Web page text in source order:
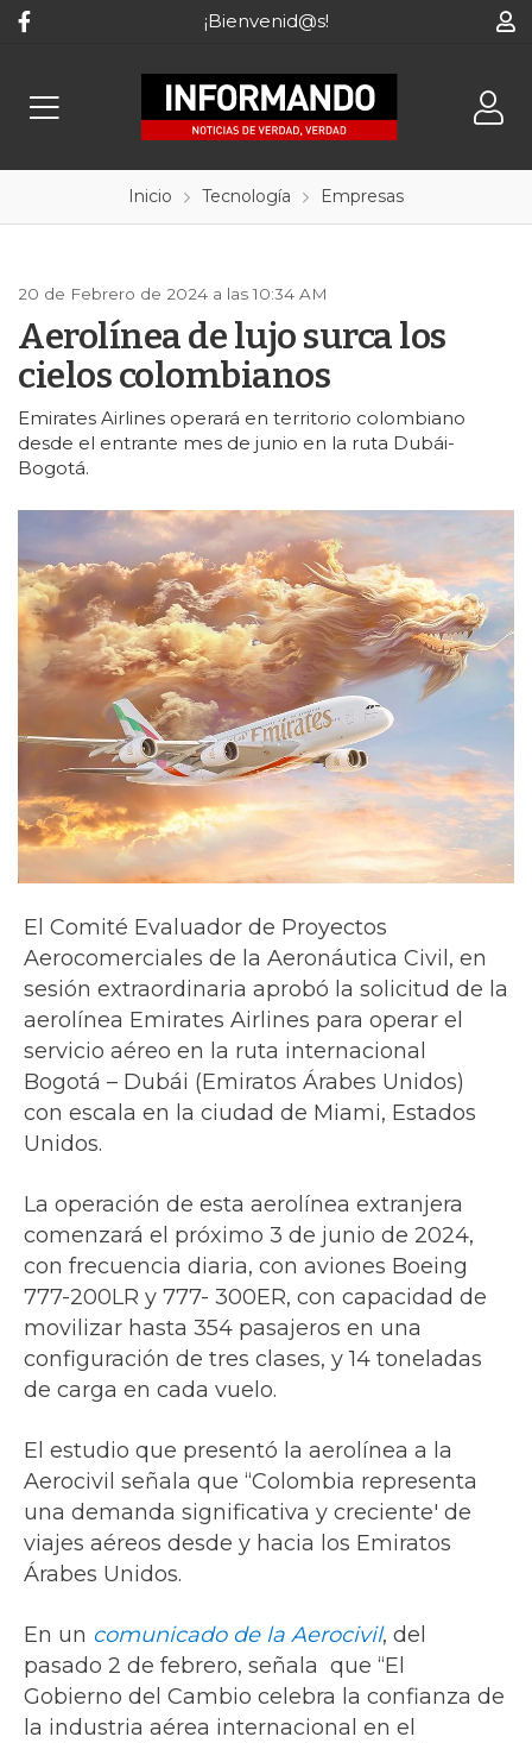
¡Bienvenid@s!
Inicio Tecnología Empresas
20 de Febrero de 2024 a las 10:34 AM
Aerolínea de lujo surca los
cielos colombianos
Emirates Airlines operará en territorio colombiano
desde el entrante mes de junio en la ruta Dubái-
Bogotá.
El Comité Evaluador de Proyectos
Aerocomerciales de la Aeronáutica Civil, en
sesión extraordinaria aprobó la solicitud de la
aerolínea Emirates Airlines para operar el
servicio aéreo en la ruta internacional
Bogotá – Dubái (Emiratos Árabes Unidos)
con escala en la ciudad de Miami, Estados
Unidos.
La operación de esta aerolínea extranjera
comenzará el próximo 3 de junio de 2024,
con frecuencia diaria, con aviones Boeing
777-200LR y 777- 300ER, con capacidad de
movilizar hasta 354 pasajeros en una
configuración de tres clases, y 14 toneladas
de carga en cada vuelo.
El estudio que presentó la aerolínea a la
Aerocivil señala que “Colombia representa
una demanda significativa y creciente' de
viajes aéreos desde y hacia los Emiratos
Árabes Unidos.
En un comunicado de la Aerocivil, del
pasado 2 de febrero, señala que “El
Gobierno del Cambio celebra la confianza de
la industria aérea internacional en el